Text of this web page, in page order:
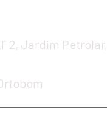
2, Jardim Petrolar,